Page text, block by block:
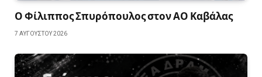
Ο Φίλιππος Σπυρόπουλος στον ΑΟ Καβάλας
7 ΑΥΓΟΎΣΤΟΥ 2026